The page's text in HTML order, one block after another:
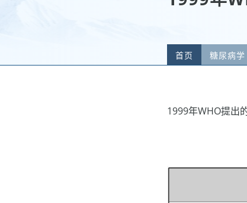
首页 糖尿病学
1999年WHO提出